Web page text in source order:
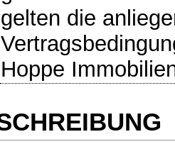
gelten die
Hoppe